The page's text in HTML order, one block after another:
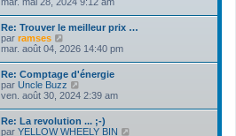
g
i
e
r
m
e
s
s
a
g
e
e
r
e
s
r
l
e
d
e
r
n
i
e
r
m
Re: Trouver le meilleur prix …
par ramses
o
l
e
d
e
r
n
mar. août 04, 2026 14:40 pm
Re: Comptage d'énergie
par Uncle Buzz
o
l
ven. août 30, 2024 2:39 am
Re: La revolution ... ;-)
par YELLOW WHEELY BIN